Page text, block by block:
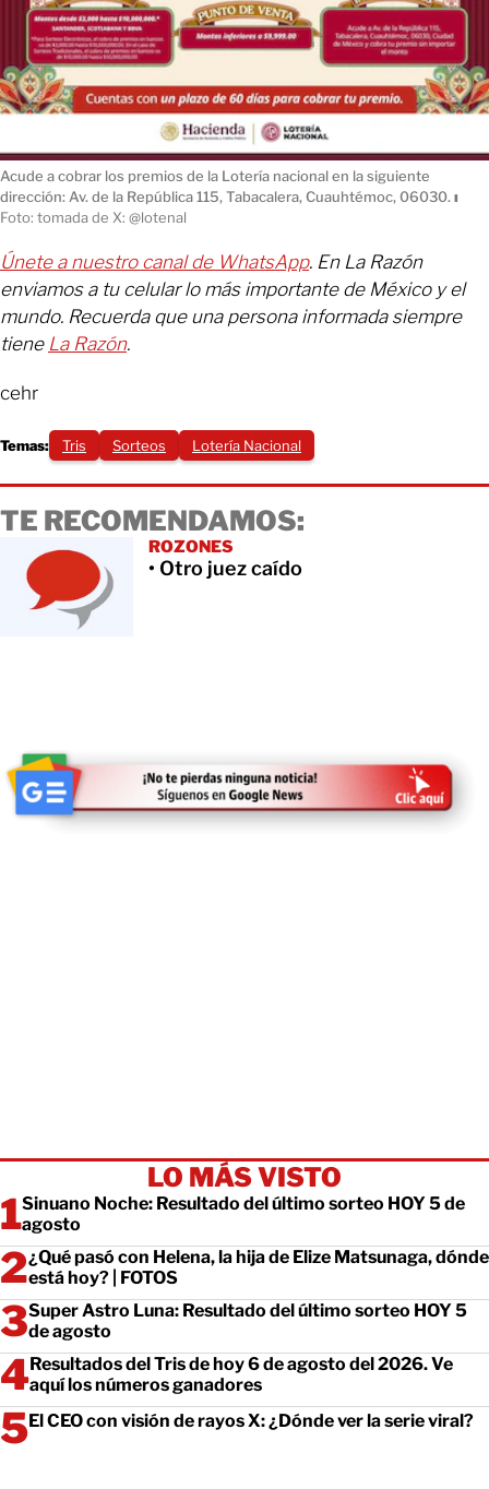
Acude a cobrar los premios de la Lotería nacional en la siguiente
dirección: Av. de la República 115, Tabacalera, Cuauhtémoc, 06030. ı
Foto: tomada de X: @lotenal
Únete a nuestro canal de WhatsApp. En La Razón
enviamos a tu celular lo más importante de México y el
mundo. Recuerda que una persona informada siempre
tiene La Razón.
cehr
Temas: Tris Sorteos Lotería Nacional
TE RECOMENDAMOS:
ROZONES
• Otro juez caído
LO MÁS VISTO
Sinuano Noche: Resultado del último sorteo HOY 5 de
agosto
¿Qué pasó con Helena, la hija de Elize Matsunaga, dónde
está hoy? | FOTOS
Super Astro Luna: Resultado del último sorteo HOY 5
de agosto
Resultados del Tris de hoy 6 de agosto del 2026. Ve
aquí los números ganadores
El CEO con visión de rayos X: ¿Dónde ver la serie viral?